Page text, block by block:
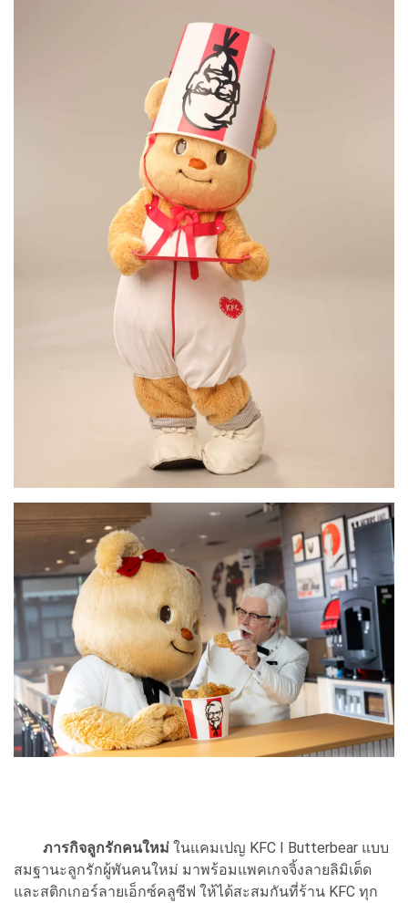
ภารกิจลูกรักคนใหม่ ในแคมเปญ KFC I Butterbear แบบ
สมฐานะลูกรักผู้พันคนใหม่ มาพร้อมแพคเกจจิ้งลายลิมิเต็ด
และสติกเกอร์ลายเอ็กซ์คลูซีฟ ให้ได้สะสมกันที่ร้าน KFC ทุก